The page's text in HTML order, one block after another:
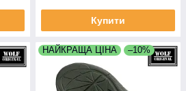
Купити
НАЙКРАЩА ЦІНА –10%